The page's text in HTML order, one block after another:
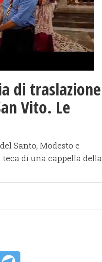
di traslazione
Vito. Le
Santo, Modesto e
di una cappella della